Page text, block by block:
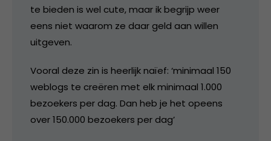
te bieden is wel cute, maar ik begrijp weer
eens niet waarom ze daar geld aan willen
uitgeven.
Vooral deze zin is heerlijk naïef: ‘minimaal 150
weblogs te creëren met elk minimaal 1.000
bezoekers per dag. Dan heb je het opeens
over 150.000 bezoekers per dag’